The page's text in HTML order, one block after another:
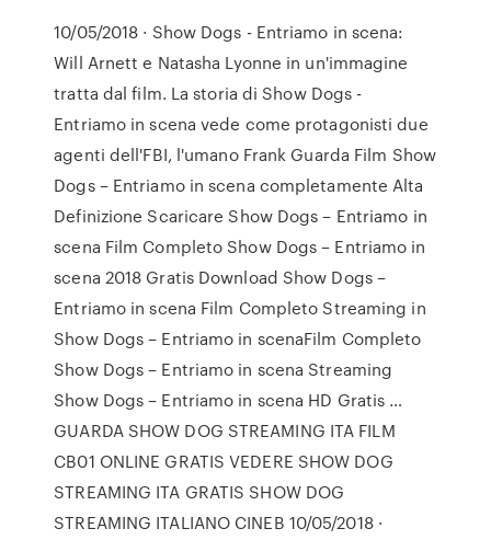
10/05/2018 · Show Dogs - Entriamo in scena:
Will Arnett e Natasha Lyonne in un'immagine
tratta dal film. La storia di Show Dogs -
Entriamo in scena vede come protagonisti due
agenti dell'FBI, l'umano Frank Guarda Film Show
Dogs – Entriamo in scena completamente Alta
Definizione Scaricare Show Dogs – Entriamo in
scena Film Completo Show Dogs – Entriamo in
scena 2018 Gratis Download Show Dogs –
Entriamo in scena Film Completo Streaming in
Show Dogs – Entriamo in scenaFilm Completo
Show Dogs – Entriamo in scena Streaming
Show Dogs – Entriamo in scena HD Gratis …
GUARDA SHOW DOG STREAMING ITA FILM
CB01 ONLINE GRATIS VEDERE SHOW DOG
STREAMING ITA GRATIS SHOW DOG
STREAMING ITALIANO CINEB 10/05/2018 ·